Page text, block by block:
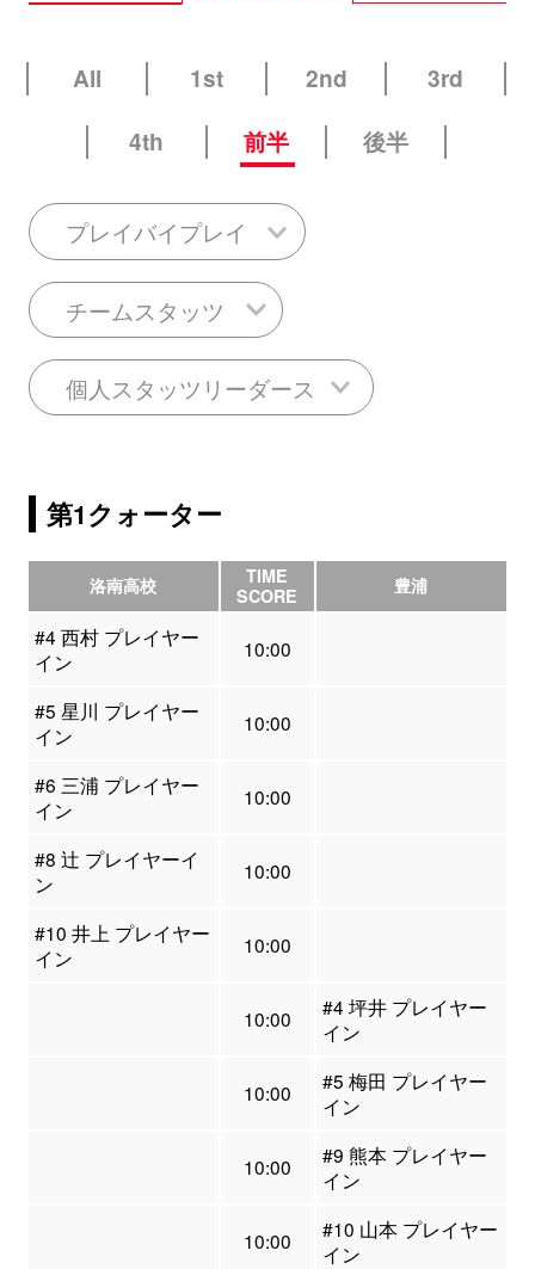
All 1st 2nd
3rd
4th
前半 後半
プレイバイプレイ
チームスタッツ
個人スタッツリーダース
第1クォーター
洛南高校
TIME
SCORE
豊浦
#4 西村 プレイヤー
イン
10:00
#5 星川 プレイヤー
イン
10:00
#6 三浦 プレイヤー
イン
10:00
#8 辻 プレイヤーイ
ン
10:00
#10 井上 プレイヤー
イン
10:00
10:00
#4 坪井 プレイヤー
イン
10:00
#5 梅田 プレイヤー
イン
10:00
#9 熊本 プレイヤー
イン
10:00
#10 山本 プレイヤー
イン